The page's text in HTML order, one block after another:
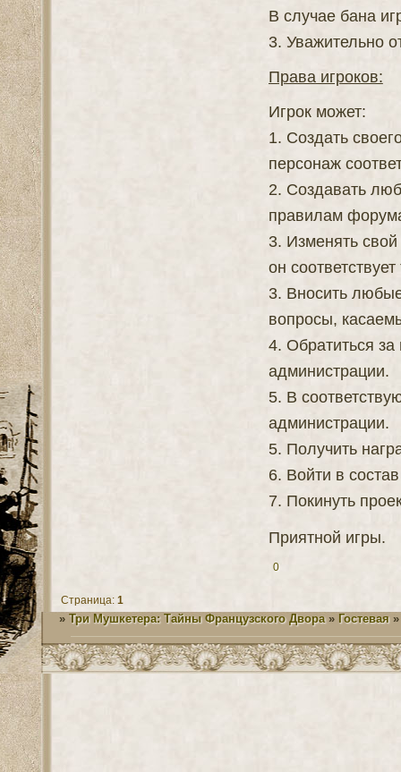
В случае бана
3. Уважительно
Права игроков:
Игрок может:
1. Создать
персонаж
2. Создавать
правилам
3. Изменять
он
3. Вносить
вопросы,
4. Обратиться
администрации.
5. В
администрации.
5. Получить
6. Войти в
7. Покинуть
Приятной игры.
0
Страница:1
» Три Мушкетера: Тайны Французского Двора » Гостевая